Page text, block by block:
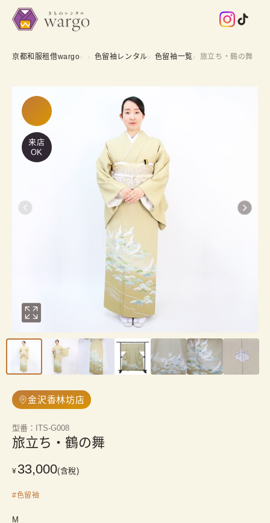
京都和服租借wargo 色留袖レンタル 色留袖一覧 旅立ち・鶴の舞
来店
OK
金沢香林坊店
型番 ： ITS-G008
旅立ち・鶴の舞
¥ 33,000(含稅)
#色留袖
M